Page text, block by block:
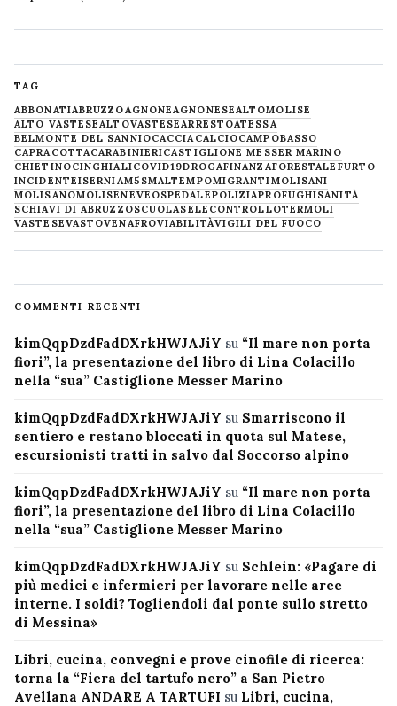
TAG
ABBONATIABRUZZOAGNONEAGNONESEALTOMOLISE
ALTO VASTESEALTOVASTESEARRESTOATESSA
BELMONTE DEL SANNIOCACCIACALCIOCAMPOBASSO
CAPRACOTTACARABINIERICASTIGLIONE MESSER MARINO
CHIETINOCINGHIALICOVID19DROGAFINANZAFORESTALE FURTO
INCIDENTEISERNIAM5SMALTEMPOMIGRANTIMOLISANI
MOLISANOMOLISENEVE OSPEDALEPOLIZIAPROFUGHISANITÀ
SCHIAVI DI ABRUZZOSCUOLASELECONTROLLOTERMOLI
VASTESEVASTOVENAFROVIABILITÀVIGILI DEL FUOCO
COMMENTI RECENTI
kimQqpDzdFadDXrkHWJAJiY su “Il mare non porta
fiori”, la presentazione del libro di Lina Colacillo
nella “sua” Castiglione Messer Marino
kimQqpDzdFadDXrkHWJAJiY su Smarriscono il
sentiero e restano bloccati in quota sul Matese,
escursionisti tratti in salvo dal Soccorso alpino
kimQqpDzdFadDXrkHWJAJiY su “Il mare non porta
fiori”, la presentazione del libro di Lina Colacillo
nella “sua” Castiglione Messer Marino
kimQqpDzdFadDXrkHWJAJiY su Schlein: «Pagare di
più medici e infermieri per lavorare nelle aree
interne. I soldi? Togliendoli dal ponte sullo stretto
di Messina»
Libri, cucina, convegni e prove cinofile di ricerca:
torna la “Fiera del tartufo nero” a San Pietro
Avellana ANDARE A TARTUFI su Libri, cucina,